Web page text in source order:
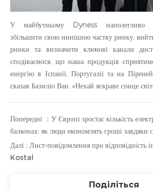
У майбутньому Dyness наполегливо
збільшити свою нинішню частку ринку,
ринки та визначити ключові канали
сподіваємося, що наша продукція
енергію в Іспанії, Португалії та на
сказав Базиліо Ван. «Нехай яскраве сонце
Попередні ：У Європі зростає кількість
балконах: як люди економлять гроші завдяки
Далі : Лист-повідомлення про відповідність
Kostal
Поділіться